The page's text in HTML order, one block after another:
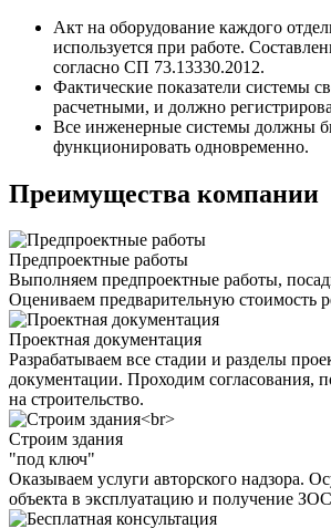
Акт на оборудование каждого
используется при работе.
согласно СП 73.13330.2012.
Фактические показатели системы
расчетными, и должно
Все инженерные системы должны
функционировать одновременно.
Преимущества компании
Предпроектные работы
Выполняем предпроектные работы,
Оцениваем предварительную стоимость
Проектная документация
Разрабатываем все стадии и разделы
документации. Проходим согласования,
на строительство.
Строим здания
"под ключ"
Оказываем услуги авторского надзора.
объекта в эксплуатацию и получение